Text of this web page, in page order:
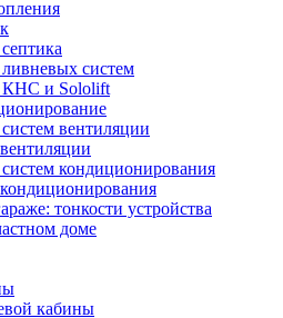
систем
КНС и Sololift
вентиляции
кондиционирования
тонкости устройства
доме
кабины